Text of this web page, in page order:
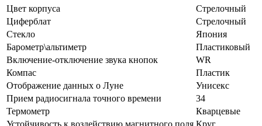
Цвет корпуса
Стрелочный
Циферблат
Стрелочный
Стекло
Япония
Барометр\альтиметр
Пластиковый
Включение-отключение звука кнопок
WR
Компас
Пластик
Отображение данных о Луне
Унисекс
Прием радиосигнала точного времени
34
Термометр
Кварцевые
Устойчивость к воздействию магнитного поля Круг